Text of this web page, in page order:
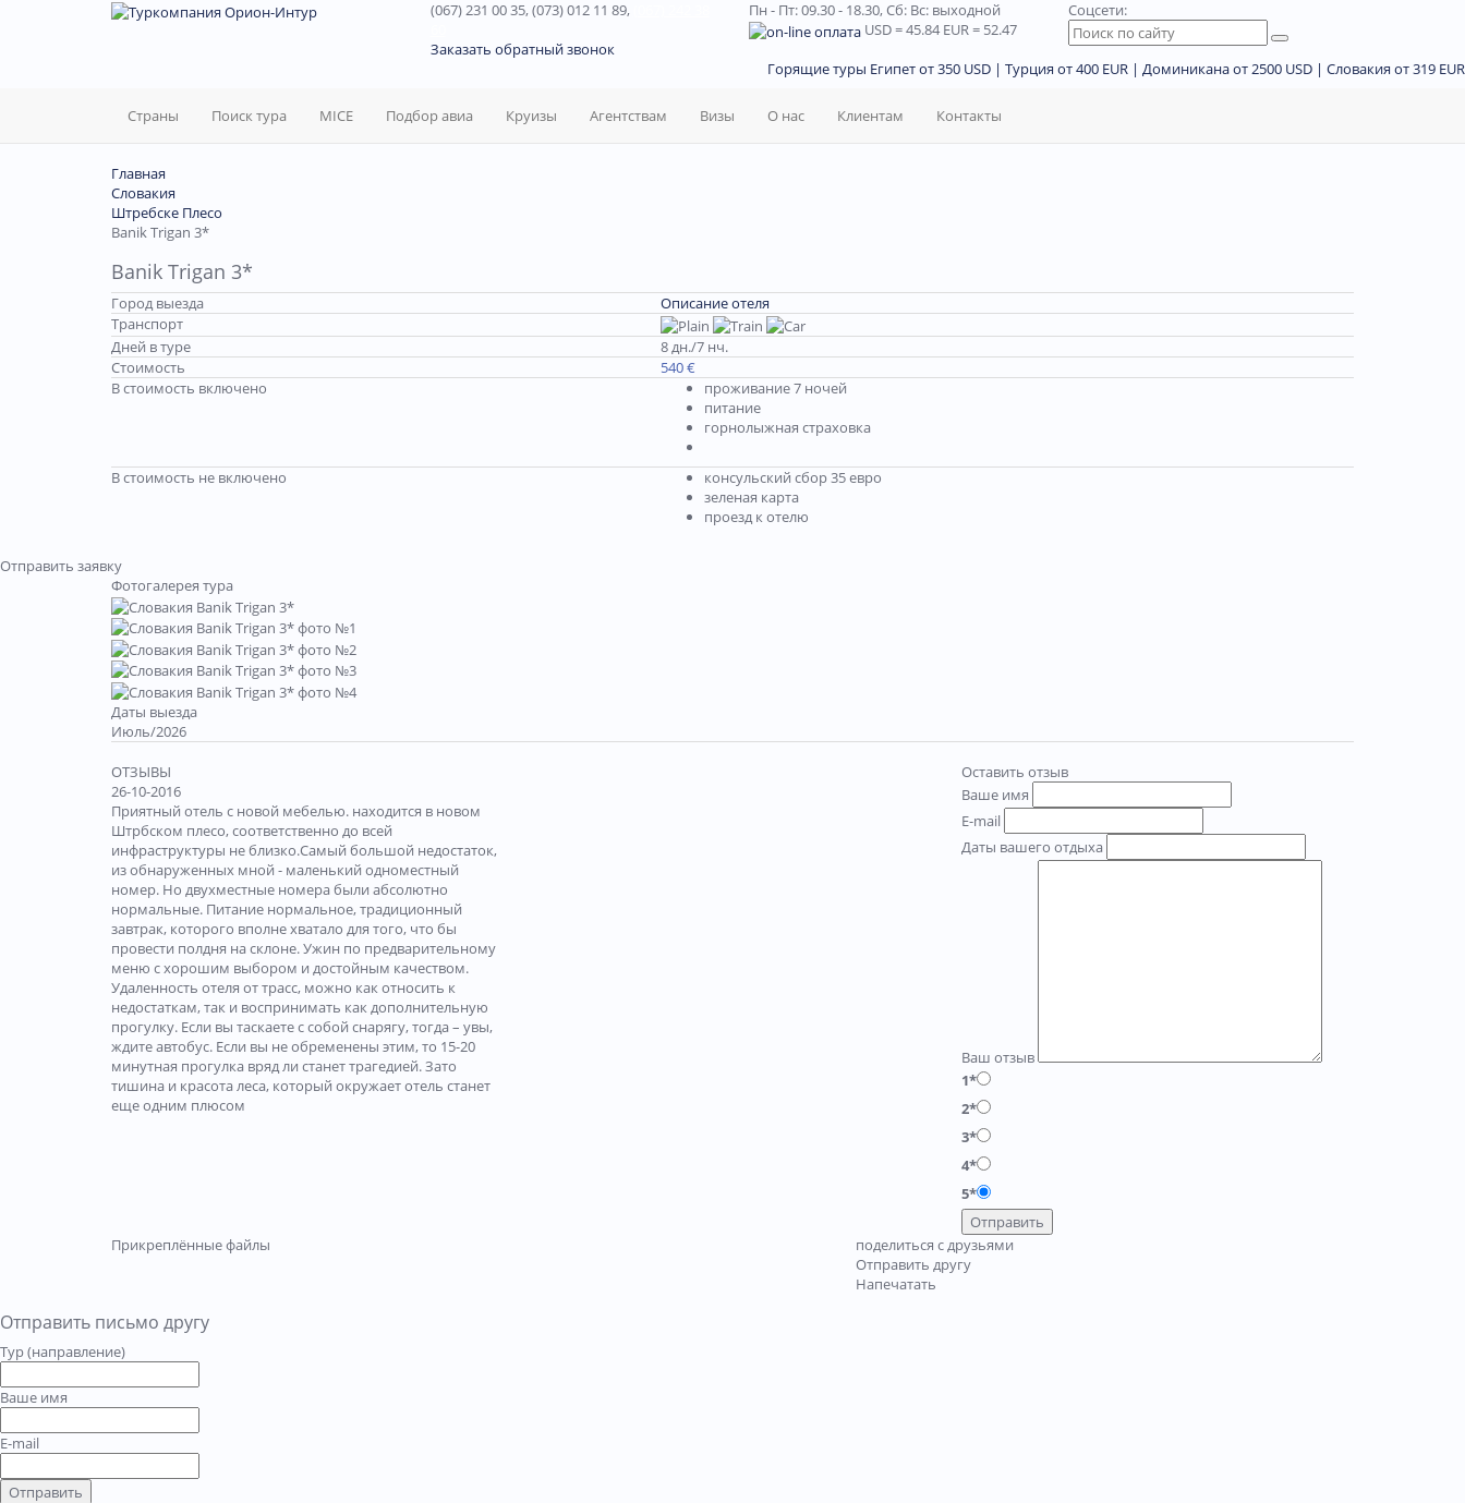
(067) 231 00 35, (073) 012 11 89,
Заказать обратный звонок
Пн - Пт: 09.30 - 18.30,Сб: Вс: выходной
USD= 45.84EUR= 52.47
Соцсети:
Горящие туры Египет от 350 USD | Турция от 400 EUR | Доминикана от 2500 USD | Словакия от 319 EUR
Страны Поиск тура MICE Подбор авиа Круизы Агентствам Визы О нас Клиентам Контакты
Главная
Словакия
Штребске Плесо
Banik Trigan 3*
Banik Trigan 3*
Город выезда
Описание отеля
Транспорт
Дней в туре
8 дн./7 нч.
Стоимость
540 €
В стоимость включено
проживание 7 ночей
питание
горнолыжная страховка
В стоимость не включено
консульский сбор 35 евро
зеленая карта
проезд к отелю
Отправить заявку
Фотогалерея тура
Даты выезда
Июль/2026
ОТЗЫВЫ
26-10-2016
Приятный отель с новой мебелью. находится в новом
Штрбском плесо, соответственно до всей
инфраструктуры не близко.Самый большой недостаток,
из обнаруженных мной - маленький одноместный
номер. Но двухместные номера были абсолютно
нормальные. Питание нормальное, традиционный
завтрак, которого вполне хватало для того, что бы
провести полдня на склоне. Ужин по предварительному
меню с хорошим выбором и достойным качеством.
Удаленность отеля от трасс, можно как относить к
недостаткам, так и воспринимать как дополнительную
прогулку. Если вы таскаете с собой снарягу, тогда – увы,
ждите автобус. Если вы не обременены этим, то 15-20
минутная прогулка вряд ли станет трагедией. Зато
тишина и красота леса, который окружает отель станет
еще одним плюсом
Оставить отзыв
Ваше имя
E-mail
Даты вашего отдыха
Ваш отзыв
1*
2*
3*
4*
5*
Отправить
Прикреплённые файлы
поделиться с друзьями
Отправить другу
Напечатать
Отправить письмо другу
Тур (направление)
Ваше имя
E-mail
Отправить